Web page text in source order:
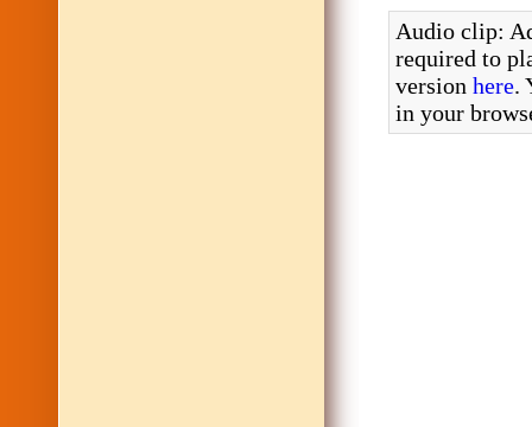
Audio clip:
required to
version here.
in your